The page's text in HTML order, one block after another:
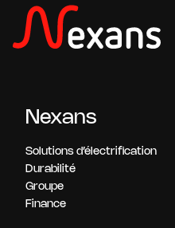
Nexans
Solutions d’électrification
Durabilité
Groupe
Finance